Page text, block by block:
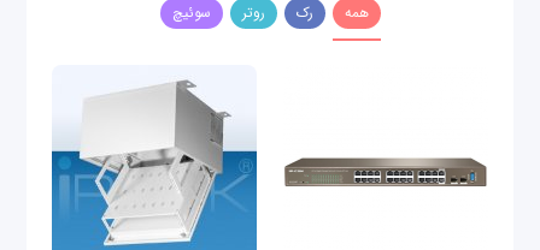
همه رک روتر سوئیچ